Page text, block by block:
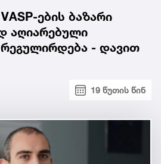
ების ბაზარი
აღიარებული
- დავით
19 წუთის წინ